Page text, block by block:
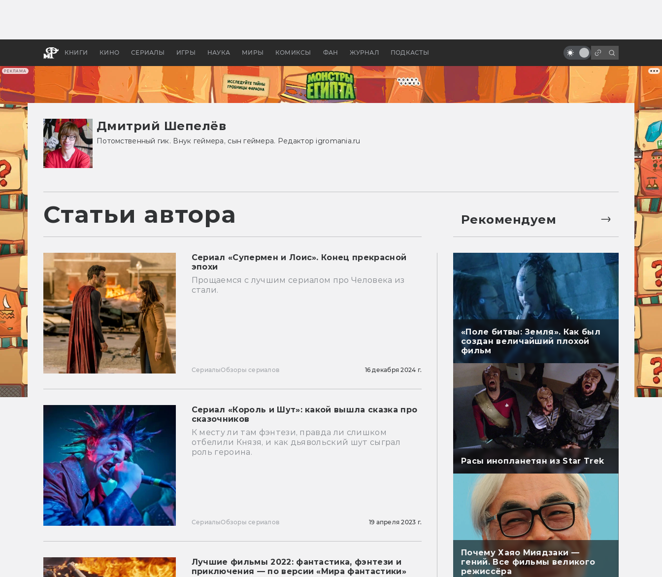
РЕКЛАМА
КНИГИ КИНО СЕРИАЛЫ ИГРЫ НАУКА МИРЫ КОМИКСЫ ФАН ЖУРНАЛ ПОДКАСТЫ
апокалипсис, в России —
бы «Властелина колец»
не знали
Дмитрий Шепелёв
Потомственный гик. Внук геймера, сын геймера. Редактор igromania.ru
Статьи автора
Сериал «Супермен и Лоис». Конец прекрасной
эпохи
Прощаемся с лучшим сериалом про Человека из
стали.
СериалыОбзоры сериалов 16 декабря 2024 г.
Сериал «Король и Шут»: какой вышла сказка про
сказочников
К месту ли там фэнтези, правда ли слишком
отбелили Князя, и как дьявольский шут сыграл
роль героина.
СериалыОбзоры сериалов 19 апреля 2023 г.
Лучшие фильмы 2022: фантастика, фэнтези и
приключения — по версии «Мира фантастики»
Рекомендуем
«Поле битвы: Земля». Как был
создан величайший плохой
фильм
Расы инопланетян из Star Trek
Почему Хаяо Миядзаки —
гений. Все фильмы великого
режиссёра